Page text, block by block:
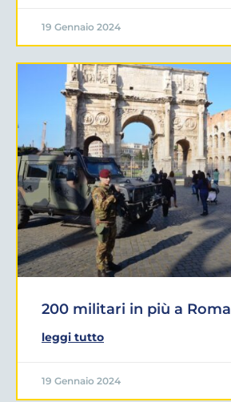
19 Gennaio 2024
200 militari in più a Roma
leggi tutto
19 Gennaio 2024